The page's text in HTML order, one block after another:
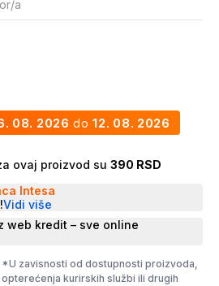
a
08. 2026 do 12. 08. 2026
ovaj proizvod su 390 RSD
Intesa
Vidi više
web kredit – sve online
*U zavisnosti od dostupnosti proizvoda,
opterećenja kurirskih službi ili drugih